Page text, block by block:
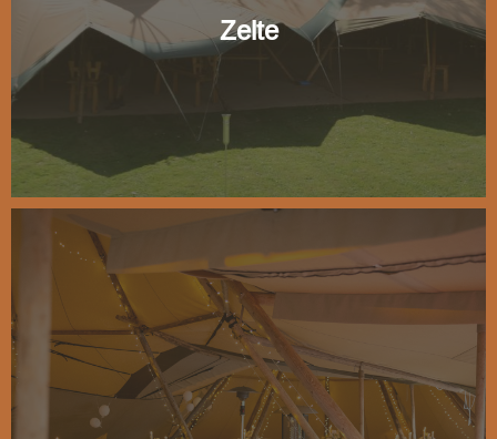
Zelte